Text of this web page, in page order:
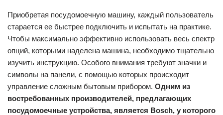
Приобретая посудомоечную машину, каждый пользователь
старается ее быстрее подключить и испытать на практике.
Чтобы максимально эффективно использовать весь спектр
опций, которыми наделена машина, необходимо тщательно
изучить инструкцию. Особого внимания требуют значки и
символы на панели, с помощью которых происходит
управление сложным бытовым прибором. Одним из
востребованных производителей, предлагающих
посудомоечные устройства, является Bosch, у которого